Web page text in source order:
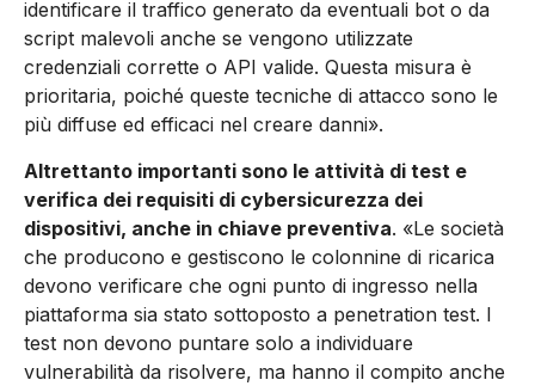
identificare il traffico generato da eventuali bot o da
script malevoli anche se vengono utilizzate
credenziali corrette o API valide. Questa misura è
prioritaria, poiché queste tecniche di attacco sono le
più diffuse ed efficaci nel creare danni».
Altrettanto importanti sono le attività di test e
verifica dei requisiti di cybersicurezza dei
dispositivi, anche in chiave preventiva. «Le società
che producono e gestiscono le colonnine di ricarica
devono verificare che ogni punto di ingresso nella
piattaforma sia stato sottoposto a penetration test. I
test non devono puntare solo a individuare
vulnerabilità da risolvere, ma hanno il compito anche